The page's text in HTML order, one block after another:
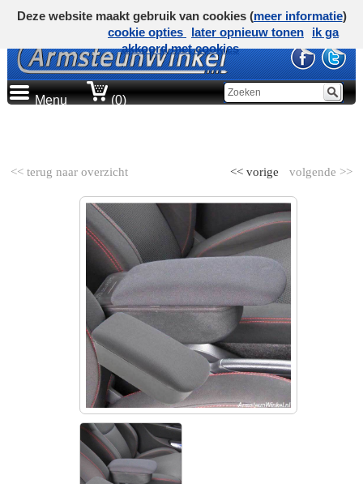
Menu (0)
<< terug naar overzicht volgende >>
<< vorige
Deze website maakt gebruik van cookies (meer informatie)
cookie opties
later opnieuw tonen
ik ga
akkoord met cookies